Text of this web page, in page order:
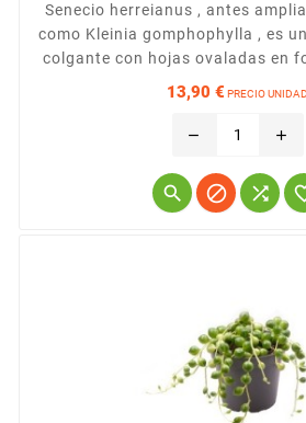
Senecio herreianus , antes
como Kleinia gomphophylla , es
colgante con hojas ovaladas en
largas y colgantes
de 14cm alta.
13,90 € PRECIO UNIDAD
remove add
  